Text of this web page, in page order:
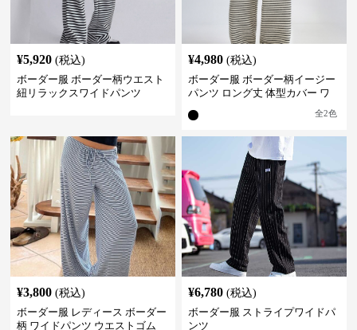
¥5,920 (税込)
ボーダー服 ボーダー柄ウエスト
紐リラックスワイドパンツ
¥4,980 (税込)
ボーダー服 ボーダー柄イージー
パンツ ロング丈 体型カバー ワ
全2色
¥3,800 (税込)
ボーダー服 レディース ボーダー
柄 ワイドパンツ ウエストゴム
¥6,780 (税込)
ボーダー服 ストライプワイドパ
ンツ